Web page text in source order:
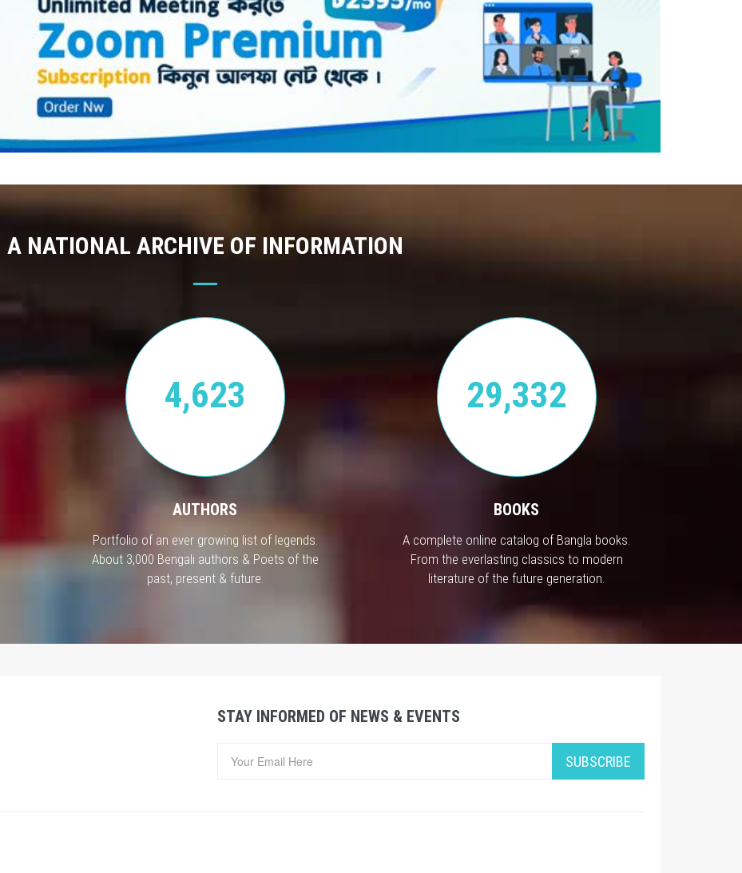
A NATIONAL ARCHIVE OF INFORMATION
4,623
AUTHORS
Portfolio of an ever growing list of legends.
About 3,000 Bengali authors & Poets of the
past, present & future.
29,332
BOOKS
A complete online catalog of Bangla books.
From the everlasting classics to modern
literature of the future generation.
STAY INFORMED OF NEWS & EVENTS
SUBSCRIBE